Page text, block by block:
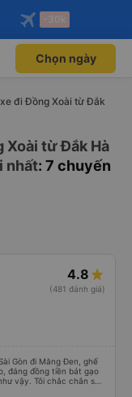
Mở app
qua
Mở app
-30k
Chọn ngày
xe đi Đồng Xoài từ Đắk
Xoài từ Đắk Hà
nhất: 7 chuyến
4.8
(481 đánh giá)
Gòn đi Măng Đen, ghế
đáng đồng tiền bát gạo
vậy. Tôi chắc chắn sẽ